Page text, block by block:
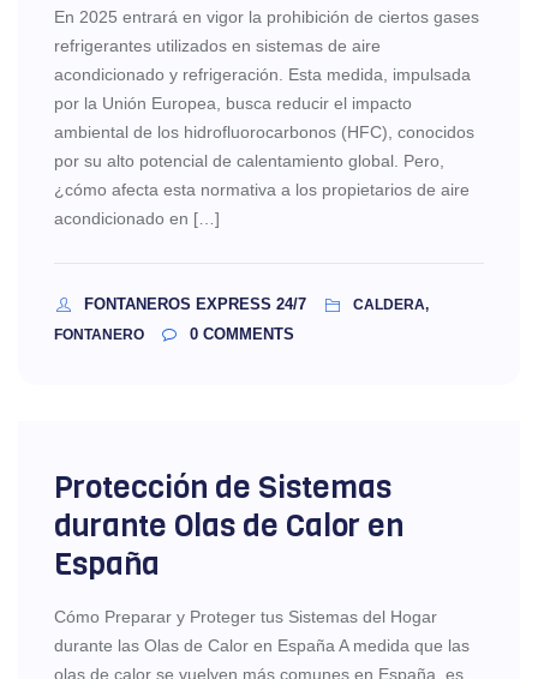
En 2025 entrará en vigor la prohibición de ciertos gases
refrigerantes utilizados en sistemas de aire
acondicionado y refrigeración. Esta medida, impulsada
por la Unión Europea, busca reducir el impacto
ambiental de los hidrofluorocarbonos (HFC), conocidos
por su alto potencial de calentamiento global. Pero,
¿cómo afecta esta normativa a los propietarios de aire
acondicionado en […]
FONTANEROS EXPRESS 24/7
CALDERA,
FONTANERO
0 COMMENTS
Protección de Sistemas
durante Olas de Calor en
España
Cómo Preparar y Proteger tus Sistemas del Hogar
durante las Olas de Calor en España A medida que las
olas de calor se vuelven más comunes en España, es